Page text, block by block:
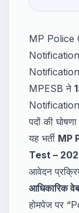
MP Police
MPESB ने
Notification
पदों की
यह भर्ती MP
Test –
आवेदन
आधिकारिक
होमपेज पर